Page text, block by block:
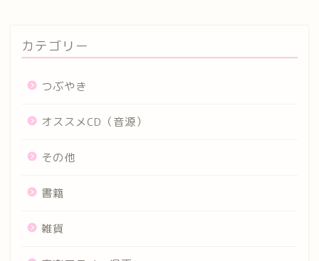
カテゴリー
つぶやき
オススメCD（音源）
その他
書籍
雑貨